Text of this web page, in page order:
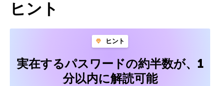
ヒント
ヒント
実在するパスワードの約半数が、1
分以内に解読可能